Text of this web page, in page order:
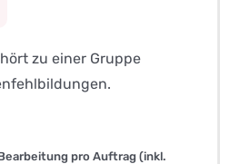
zu einer Gruppe
pro Auftrag (inkl.